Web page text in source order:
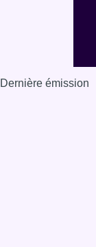
Dernière émission